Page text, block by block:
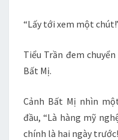
“Lấy tới xem một
Tiểu Trần đem
Bất Mị.
Cảnh Bất Mị nhìn
đầu, “Là hàng mỹ
chính là hai ngày